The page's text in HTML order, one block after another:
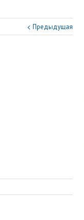
Предыдущая